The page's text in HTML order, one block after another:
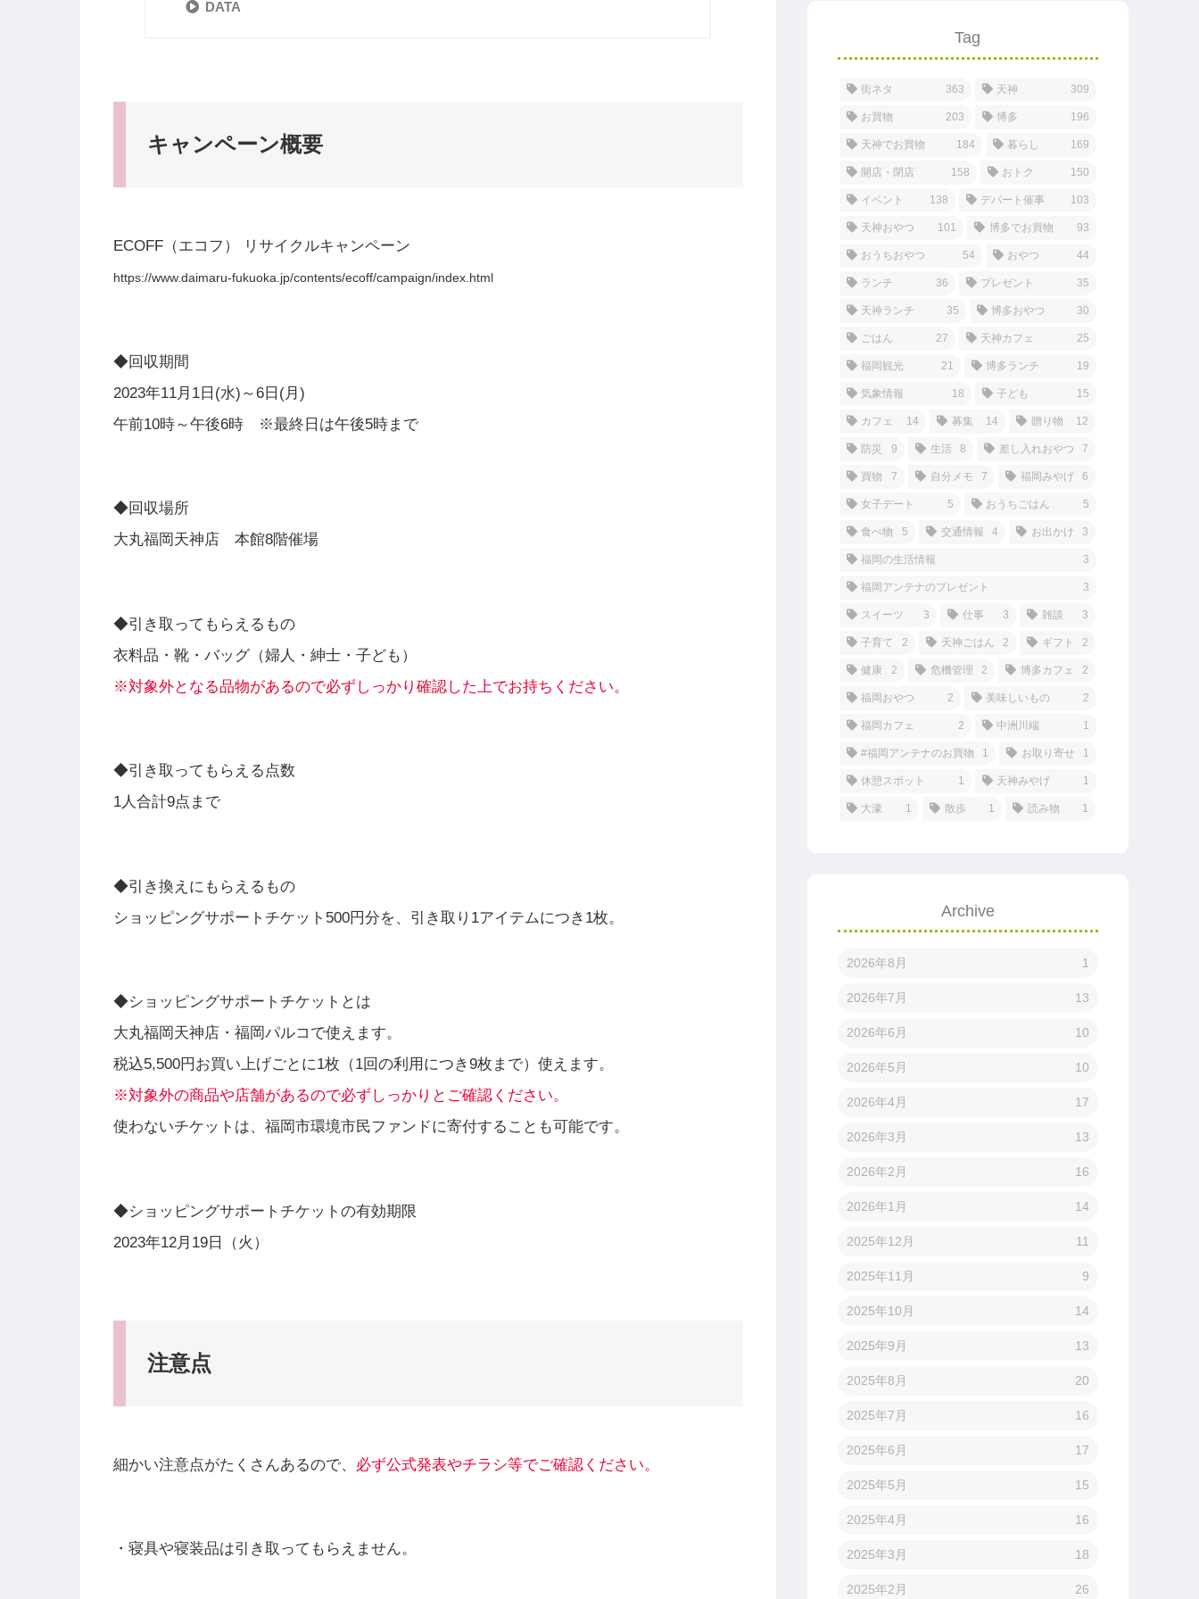
DATA
キャンペーン概要
ECOFF（エコフ） リサイクルキャンペーン
https://www.daimaru-fukuoka.jp/contents/ecoff/campaign/index.html
◆回収期間
2023年11月1日(水)～6日(月)
午前10時～午後6時 ※最終日は午後5時まで
◆回収場所
大丸福岡天神店 本館8階催場
◆引き取ってもらえるもの
衣料品・靴・バッグ（婦人・紳士・子ども）
※対象外となる品物があるので必ずしっかり確認した上でお持ちください。
◆引き取ってもらえる点数
1人合計9点まで
◆引き換えにもらえるもの
ショッピングサポートチケット500円分を、引き取り1アイテムにつき1枚。
◆ショッピングサポートチケットとは
大丸福岡天神店・福岡パルコで使えます。
税込5,500円お買い上げごとに1枚（1回の利用につき9枚まで）使えます。
※対象外の商品や店舗があるので必ずしっかりとご確認ください。
使わないチケットは、福岡市環境市民ファンドに寄付することも可能です。
◆ショッピングサポートチケットの有効期限
2023年12月19日（火）
注意点
細かい注意点がたくさんあるので、 必ず公式発表やチラシ等でご確認ください。
・寝具や寝装品は引き取ってもらえません。
Tag
街ネタ 363 天神 309
お買物 203 博多 196
天神でお買物 184 暮らし 169
開店・閉店 158 おトク 150
イベント 138 デパート催事 103
天神おやつ 101 博多でお買物 93
おうちおやつ 54 おやつ 44
ランチ 36 プレゼント 35
天神ランチ 35 博多おやつ 30
ごはん 27 天神カフェ 25
福岡観光 21 博多ランチ 19
気象情報 18 子ども 15
カフェ 14 募集 14 贈り物 12
防災 9 生活 8 差し入れおやつ 7
買物 7 自分メモ 7 福岡みやげ 6
女子デート 5 おうちごはん 5
食べ物 5 交通情報 4 お出かけ 3
福岡の生活情報 3
福岡アンテナのプレゼント 3
スイーツ 3 仕事 3 雑談 3
子育て 2 天神ごはん 2 ギフト 2
健康 2 危機管理 2 博多カフェ 2
福岡おやつ 2 美味しいもの 2
福岡カフェ 2 中洲川端 1
#福岡アンテナのお買物 1 お取り寄せ 1
休憩スポット 1 天神みやげ 1
大濠 1 散歩 1 読み物 1
Archive
2026年8月 1
2026年7月 13
2026年6月 10
2026年5月 10
2026年4月 17
2026年3月 13
2026年2月 16
2026年1月 14
2025年12月 11
2025年11月 9
2025年10月 14
2025年9月 13
2025年8月 20
2025年7月 16
2025年6月 17
2025年5月 15
2025年4月 16
2025年3月 18
2025年2月 26